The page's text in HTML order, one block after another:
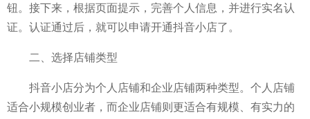
钮。接下来，根据页面提示，完善个人信息，并进行实名认
证。认证通过后，就可以申请开通抖音小店了。
二、选择店铺类型
抖音小店分为个人店铺和企业店铺两种类型。个人店铺
适合小规模创业者，而企业店铺则更适合有规模、有实力的